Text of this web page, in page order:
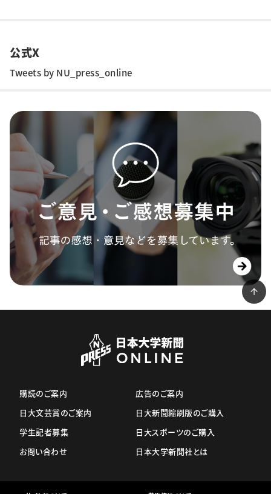
公式X
Tweets by NU_press_online
購読のご案内
日大文芸賞のご案内
学生記者募集
お問い合わせ
広告のご案内
日大新聞縮刷版のご購入
日大スポーツのご購入
日本大学新聞社とは